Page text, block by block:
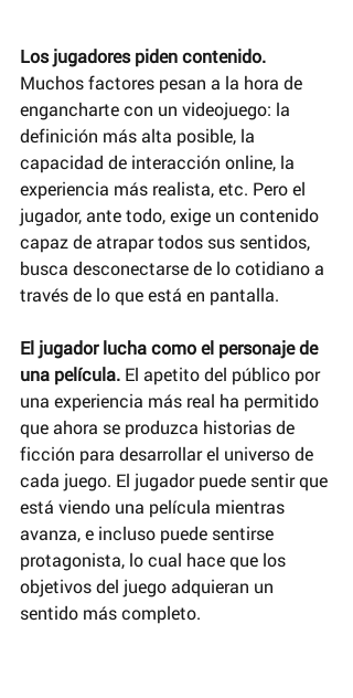
Los jugadores piden contenido.
Muchos factores pesan a la hora de
engancharte con un videojuego: la
definición más alta posible, la
capacidad de interacción online, la
experiencia más realista, etc. Pero el
jugador, ante todo, exige un contenido
capaz de atrapar todos sus sentidos,
busca desconectarse de lo cotidiano a
través de lo que está en pantalla.
El jugador lucha como el personaje de
una película. El apetito del público por
una experiencia más real ha permitido
que ahora se produzca historias de
ficción para desarrollar el universo de
cada juego. El jugador puede sentir que
está viendo una película mientras
avanza, e incluso puede sentirse
protagonista, lo cual hace que los
objetivos del juego adquieran un
sentido más completo.